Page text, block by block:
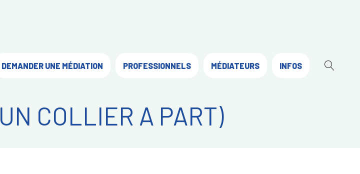
DEMANDER UNE MÉDIATION PROFESSIONNELS MÉDIATEURS INFOS
COLLIER A PART)